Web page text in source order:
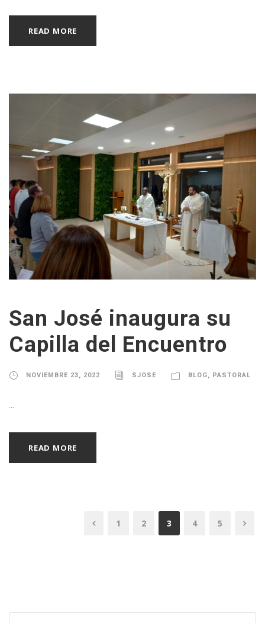
READ MORE
San José inaugura su
Capilla del Encuentro
NOVIEMBRE 23, 2022 SJOSE BLOG, PASTORAL
...
READ MORE
1 2 3 4 5